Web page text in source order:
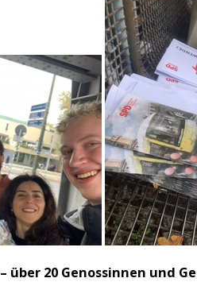
über 20 Genossinnen und